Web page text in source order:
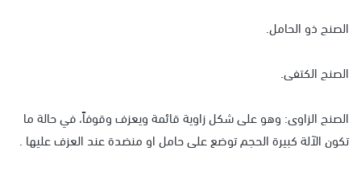
الصنج ذو الحامل.
الصنج الكتفى.
الصنج الزاوى: وهو على شكل زاوية قائمة ويعزف وقوفاً، في حالة ما
تكون الآلة كبيرة الحجم توضع على حامل او منضدة عند العزف عليها .